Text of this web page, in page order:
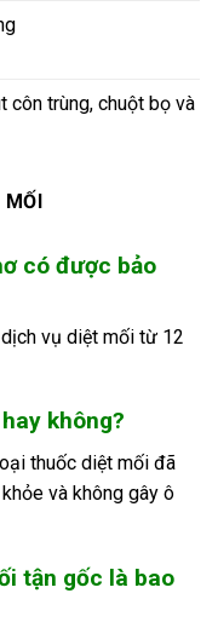
côn trùng, chuột bọ và
MỐI
có được bảo
vụ diệt mối từ 12
không?
thuốc diệt mối đã
và không gây ô
tận gốc là bao